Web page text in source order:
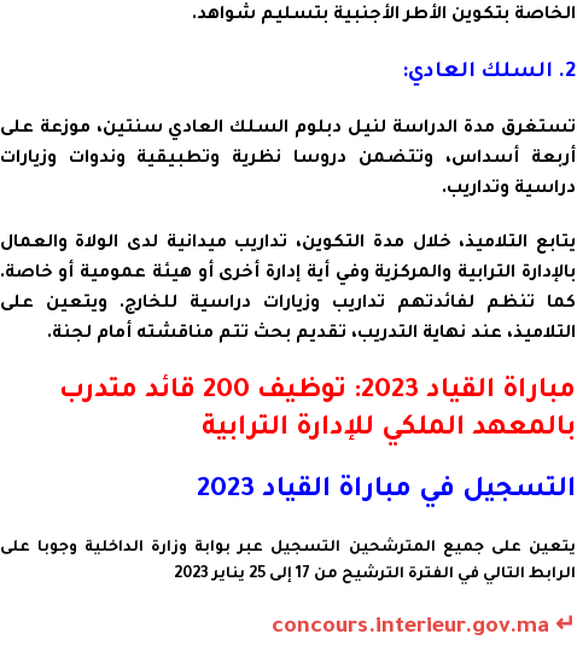
الخاصة بتكوين الأطر الأجنبية بتسليم شواهد.
2. السلك العادي:
تستغرق مدة الدراسة لنيل دبلوم السلك العادي سنتين، موزعة على
أربعة أسداس، وتتضمن دروسا نظرية وتطبيقية وندوات وزيارات
دراسية وتداريب.
يتابع التلاميذ، خلال مدة التكوين، تداريب ميدانية لدى الولاة والعمال
بالإدارة الترابية والمركزية وفي أية إدارة أخرى أو هيئة عمومية أو خاصة.
كما تنظم لفائدتهم تداريب وزيارات دراسية للخارج. ويتعين على
التلاميذ، عند نهاية التدريب، تقديم بحث تتم مناقشته أمام لجنة.
مباراة القياد 2023: توظيف 200 قائد متدرب
بالمعهد الملكي للإدارة الترابية
التسجيل في مباراة القياد 2023
يتعين على جميع المترشحين التسجيل عبر بوابة وزارة الداخلية وجوبا على
الرابط التالي في الفترة الترشيح من 17 إلى 25 يناير 2023
↵ concours.interieur.gov.ma